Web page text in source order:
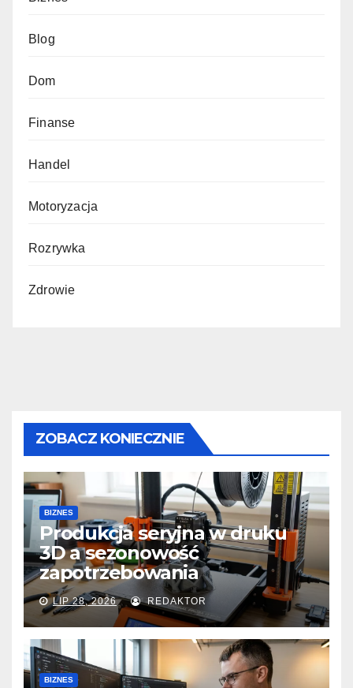
Blog
Dom
Finanse
Handel
Motoryzacja
Rozrywka
Zdrowie
ZOBACZ KONIECZNIE
BIZNES
Produkcja seryjna w druku
3D a sezonowość
zapotrzebowania
LIP 28, 2026 REDAKTOR
BIZNES